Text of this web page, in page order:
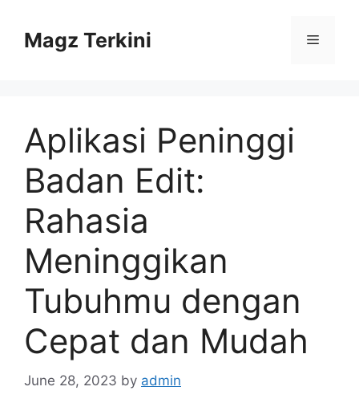
contentMagz Terkini Menu
Aplikasi Peninggi
Badan Edit:
Rahasia
Meninggikan
Tubuhmu dengan
Cepat dan Mudah
June 28, 2023 by admin